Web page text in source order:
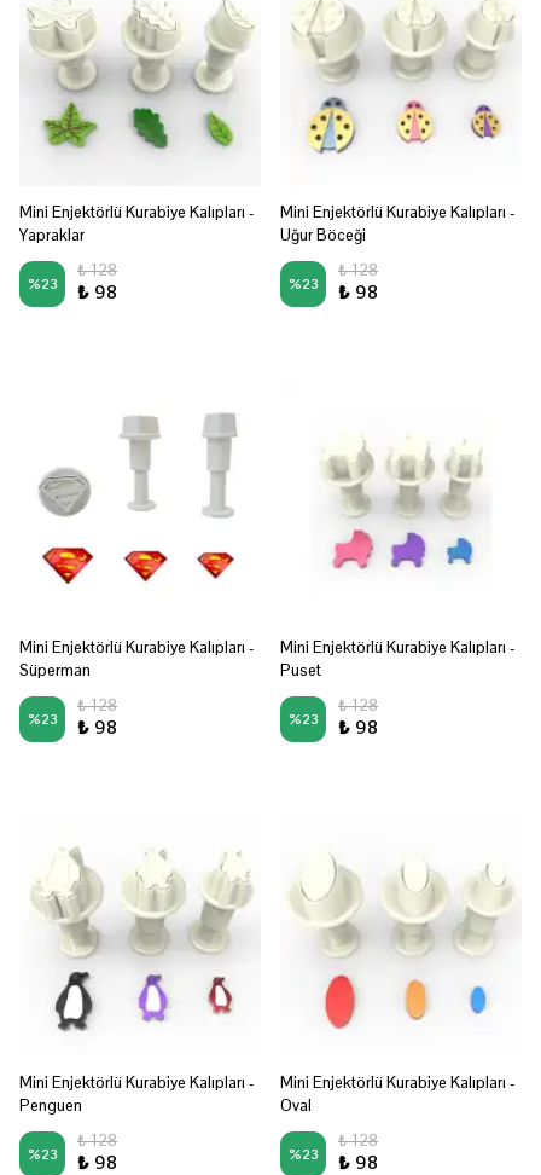
Mini Enjektörlü Kurabiye Kalıpları -
Yapraklar
%23
₺ 128
₺ 98
Mini Enjektörlü Kurabiye Kalıpları -
Uğur Böceği
%23
₺ 128
₺ 98
Mini Enjektörlü Kurabiye Kalıpları -
Süperman
%23
₺ 128
₺ 98
Mini Enjektörlü Kurabiye Kalıpları -
Puset
%23
₺ 128
₺ 98
Mini Enjektörlü Kurabiye Kalıpları -
Penguen
%23
₺ 128
₺ 98
Mini Enjektörlü Kurabiye Kalıpları -
Oval
%23
₺ 128
₺ 98